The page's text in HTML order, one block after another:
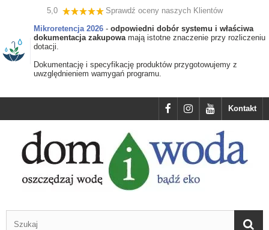
5,0
Sprawdź oceny naszych Klientów
Mikroretencja 2026 - odpowiedni dobór systemu i właściwa
dokumentacja zakupowamają istotne znaczenie przy rozliczeniu
dotacji.
Dokumentację i specyfikację produktów przygotowujemy z
uwzględnieniem wamygań programu.
Kontakt